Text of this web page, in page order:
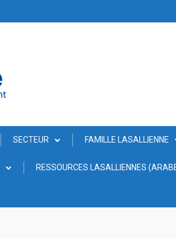
SECTEUR FAMILLE LASALLIENNE
RESSOURCES LASALLIENNES